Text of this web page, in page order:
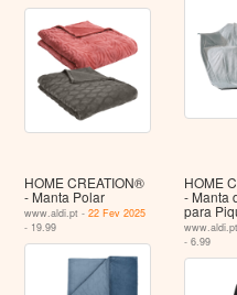
HOME CREATION®
- Manta Polar
www.aldi.pt -22 Fev 2025
- 19.99
HOME
- Manta
para
- 6.99